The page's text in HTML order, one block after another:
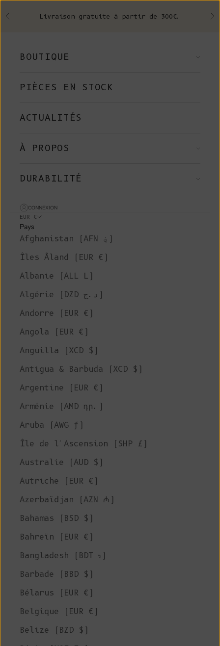
Précédent Livraison gratuite à partir de 300€.
BOUTIQUE
PIÈCES EN STOCK
ACTUALITÉS
À PROPOS
DURABILITÉ
CONNEXION
EUR €
Pays
Afghanistan (AFN ؋)
Îles Åland (EUR €)
Albanie (ALL L)
Algérie (DZD د.ج)
Andorre (EUR €)
Angola (EUR €)
Anguilla (XCD $)
Antigua & Barbuda (XCD $)
Argentine (EUR €)
Arménie (AMD դր.)
Aruba (AWG ƒ)
Île de l'Ascension (SHP £)
Australie (AUD $)
Autriche (EUR €)
Azerbaïdjan (AZN ₼)
Bahamas (BSD $)
Bahreïn (EUR €)
Bangladesh (BDT ৳)
Barbade (BBD $)
Bélarus (EUR €)
Belgique (EUR €)
Belize (BZD $)